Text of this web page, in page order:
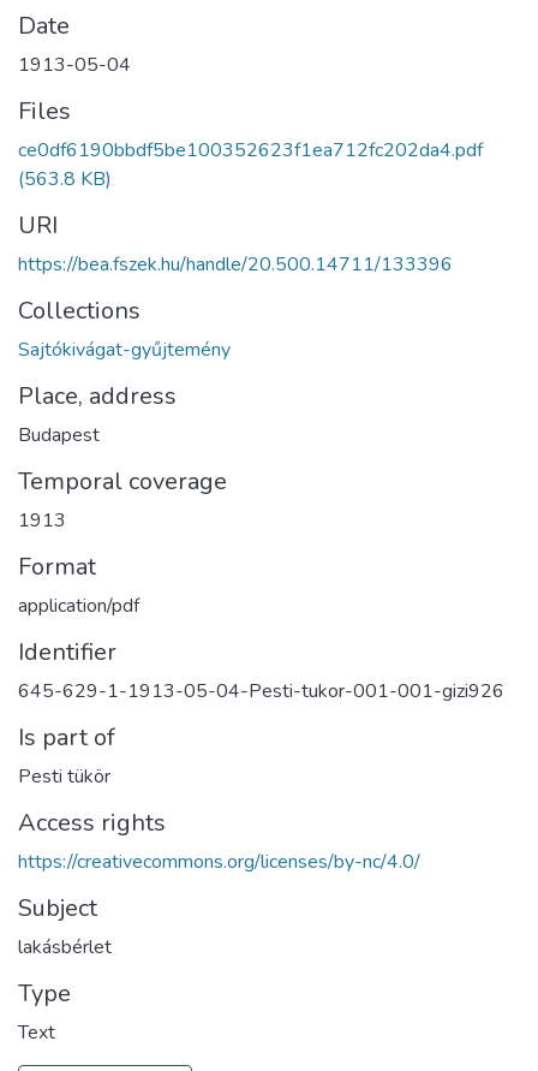
Date
1913-05-04
Files
ce0df6190bbdf5be100352623f1ea712fc202da4.pdf
(563.8 KB)
URI
https://bea.fszek.hu/handle/20.500.14711/133396
Collections
Sajtókivágat-gyűjtemény
Place, address
Budapest
Temporal coverage
1913
Format
application/pdf
Identifier
645-629-1-1913-05-04-Pesti-tukor-001-001-gizi926
Is part of
Pesti tükör
Access rights
https://creativecommons.org/licenses/by-nc/4.0/
Subject
lakásbérlet
Type
Text